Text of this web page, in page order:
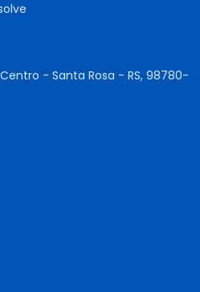
- Santa Rosa - RS, 98780-